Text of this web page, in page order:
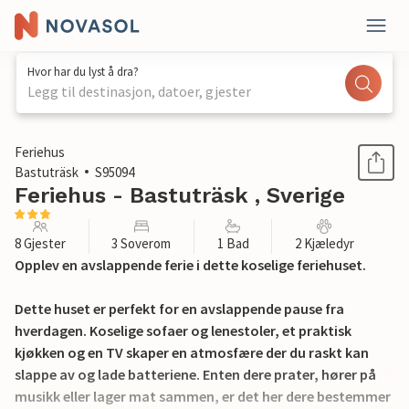
Hvor har du lyst å dra?
Legg til destinasjon, datoer, gjester
1 / 13
Feriehus
Bastuträsk
S95094
Feriehus - Bastuträsk , Sverige
8 Gjester 3 Soverom 1 Bad 2 Kjæledyr
Opplev en avslappende ferie i dette koselige feriehuset.
Dette huset er perfekt for en avslappende pause fra
hverdagen. Koselige sofaer og lenestoler, et praktisk
kjøkken og en TV skaper en atmosfære der du raskt kan
slappe av og lade batteriene. Enten dere prater, hører på
musikk eller lager mat sammen, er det her dere bestemmer